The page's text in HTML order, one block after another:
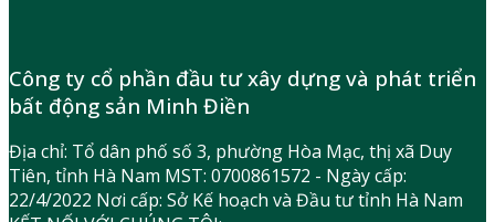
Công ty cổ phần đầu tư xây dựng và phát triển
bất động sản Minh Điền
Địa chỉ: Tổ dân phố số 3, phường Hòa Mạc, thị xã Duy
Tiên, tỉnh Hà Nam MST: 0700861572 - Ngày cấp:
22/4/2022 Nơi cấp: Sở Kế hoạch và Đầu tư tỉnh Hà Nam